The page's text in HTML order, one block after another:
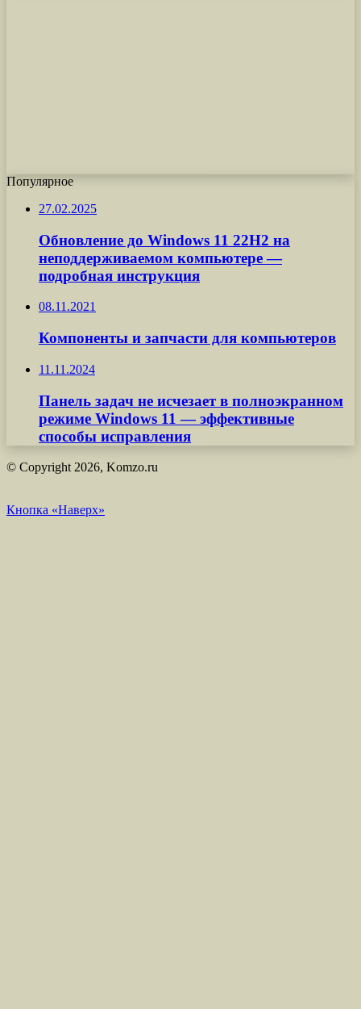
Популярное
27.02.2025
Обновление до Windows 11 22H2 на
неподдерживаемом компьютере —
подробная инструкция
08.11.2021
Компоненты и запчасти для компьютеров
11.11.2024
Панель задач не исчезает в полноэкранном
режиме Windows 11 — эффективные
способы исправления
© Copyright 2026, Komzo.ru
Кнопка «Наверх»